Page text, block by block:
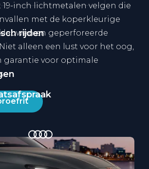
rijden
inch lichtmetalen velgen die
met de koperkleurige
en geperforeerde
alleen een lust voor het oog,
garantie voor optimale